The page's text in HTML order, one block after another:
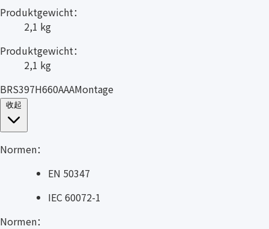
Produktgewicht：
2,1 kg
Produktgewicht：
2,1 kg
BRS397H660AAAMontage
Normen：
EN 50347
IEC 60072-1
Normen：